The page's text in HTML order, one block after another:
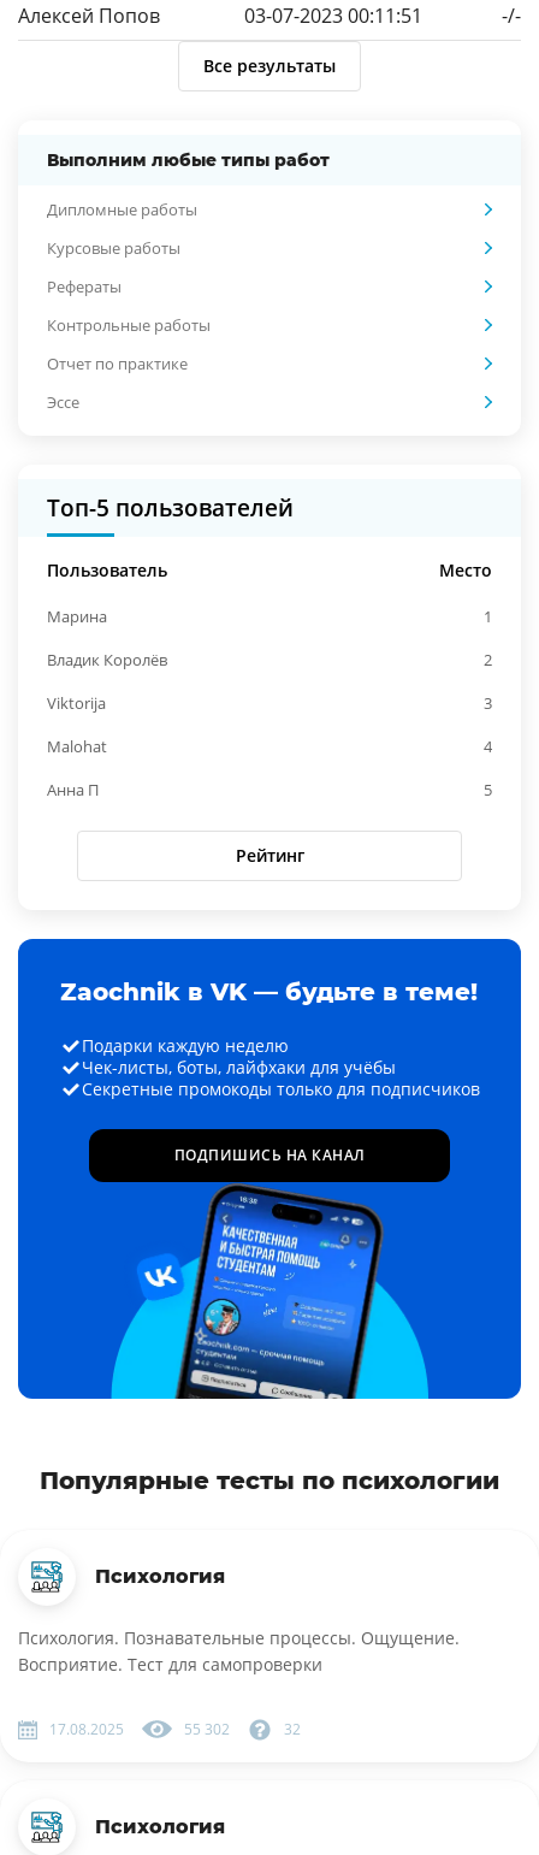
Алексей Попов
03-07-2023 00:11:51 -/-
Все результаты
Выполним любые типы работ
Дипломные работы
Курсовые работы
Рефераты
Контрольные работы
Отчет по практике
Эссе
Топ-5 пользователей
Пользователь Место
Марина
1
Владик Королёв
2
Viktorija
3
Malohat
4
Анна П
5
Рейтинг
Zaochnik в VK — будьте в теме!
Подарки каждую неделю
Чек-листы, боты, лайфхаки для учёбы
Секретные промокоды только для подписчиков
ПОДПИШИСЬ НА КАНАЛ
Популярные тесты по психологии
Психология
Психология. Познавательные процессы. Ощущение.
Восприятие. Тест для самопроверки
17.08.2025 55 302 32
Психология